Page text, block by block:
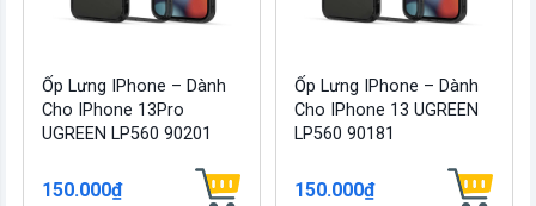
Ốp Lưng IPhone – Dành
Cho IPhone 13Pro
UGREEN LP560 90201
150.000₫
Ốp Lưng IPhone – Dành
Cho IPhone 13 UGREEN
LP560 90181
150.000₫